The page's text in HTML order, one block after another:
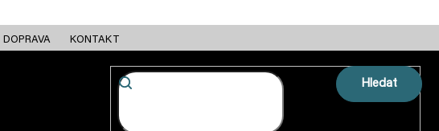
DOPRAVA KONTAKT
Hledat